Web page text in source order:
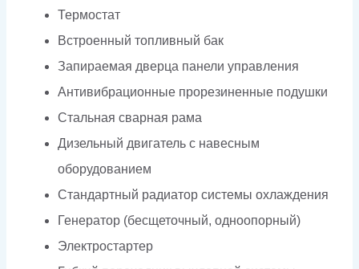
Термостат
Встроенный топливный бак
Запираемая дверца панели управления
Антивибрационные прорезиненные подушки
Стальная сварная рама
Дизельный двигатель с навесным
оборудованием
Стандартный радиатор системы охлаждения
Генератор (бесщеточный, одноопорный)
Электростартер